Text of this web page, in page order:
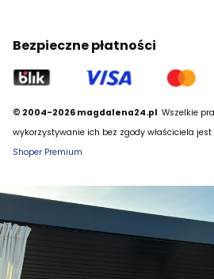
Bezpieczne płatności
© 2004-2026 magdalena24.pl Wszelkie
wykorzystywanie ich bez zgody właściciela
Shoper Premium